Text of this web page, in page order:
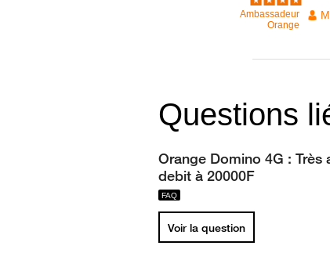
Ambassadeur
Orange
Questions
Orange Domino 4G : Très
debit à 20000F
Voir la question